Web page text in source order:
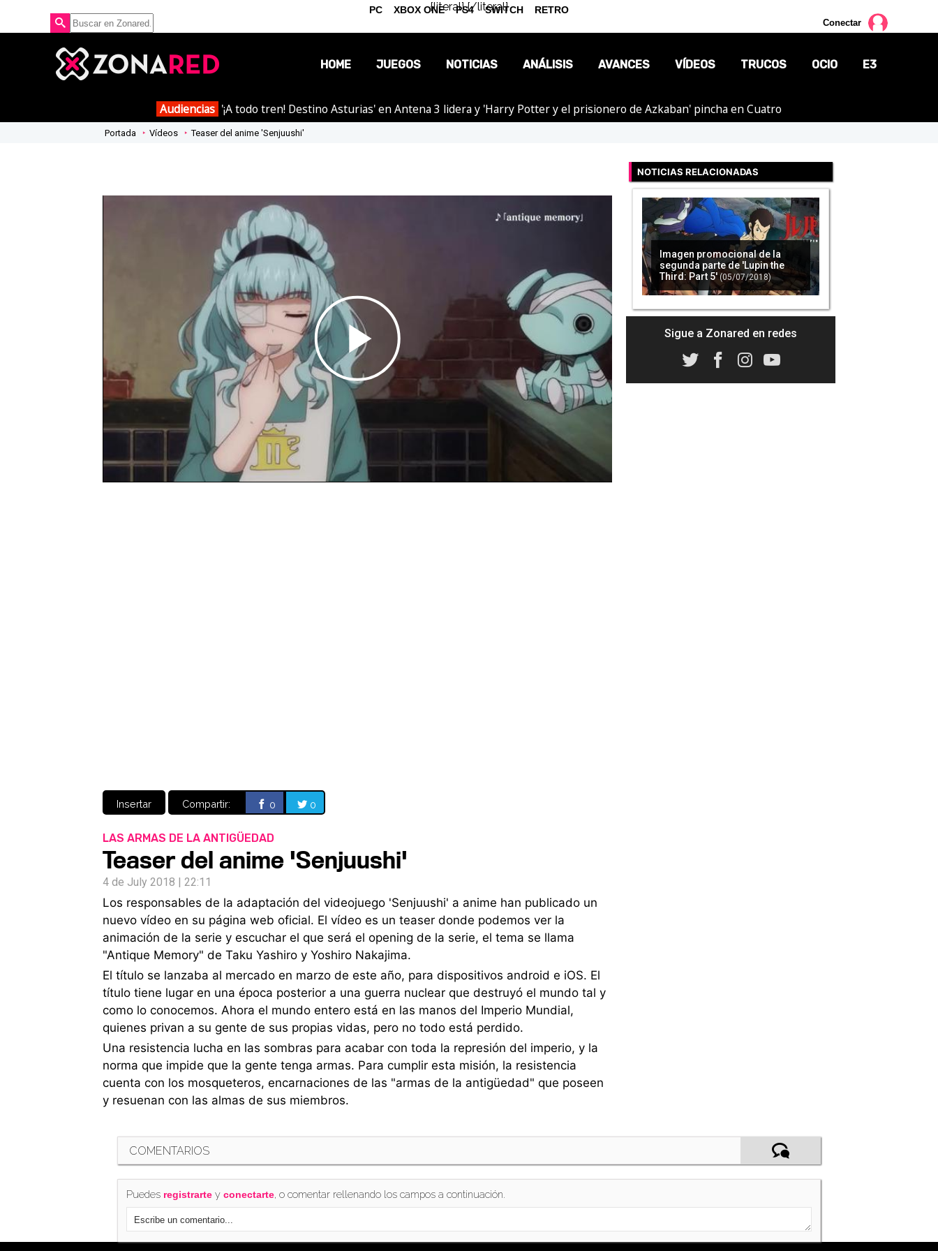
{literal}{/literal}
Conectar
HOME JUEGOS NOTICIAS
OPINIÓN
ANÁLISIS AVANCES VÍDEOS TRUCOS OCIO
MANGA
E3
Audiencias '¡A todo tren! Destino Asturias' en Antena 3 lidera y 'Harry Potter y el prisionero de Azkaban' pincha en Cuatro
Portada Vídeos Teaser del anime 'Senjuushi'
Play
Video
Insertar Compartir: 0 0
LAS ARMAS DE LA ANTIGÜEDAD
Teaser del anime 'Senjuushi'
4 de July 2018 | 22:11
Los responsables de la adaptación del videojuego 'Senjuushi' a anime han publicado un
nuevo vídeo en su página web oficial. El vídeo es un teaser donde podemos ver la
animación de la serie y escuchar el que será el opening de la serie, el tema se llama
"Antique Memory" de Taku Yashiro y Yoshiro Nakajima.
El título se lanzaba al mercado en marzo de este año, para dispositivos android e iOS. El
título tiene lugar en una época posterior a una guerra nuclear que destruyó el mundo tal y
como lo conocemos. Ahora el mundo entero está en las manos del Imperio Mundial,
quienes privan a su gente de sus propias vidas, pero no todo está perdido.
Una resistencia lucha en las sombras para acabar con toda la represión del imperio, y la
norma que impide que la gente tenga armas. Para cumplir esta misión, la resistencia
cuenta con los mosqueteros, encarnaciones de las "armas de la antigüedad" que poseen
y resuenan con las almas de sus miembros.
NOTICIAS RELACIONADAS
Imagen promocional de la
segunda parte de 'Lupin the
Third: Part 5' (05/07/2018)
Sigue a Zonared en redes
COMENTARIOS
Puedes registrartey conectarte, o comentar rellenando los campos a continuación.
PC XBOX ONE PS4 SWITCH RETRO